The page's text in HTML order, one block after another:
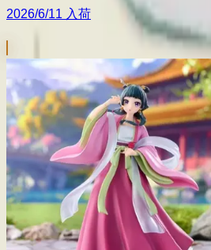
2026/6/11 入荷